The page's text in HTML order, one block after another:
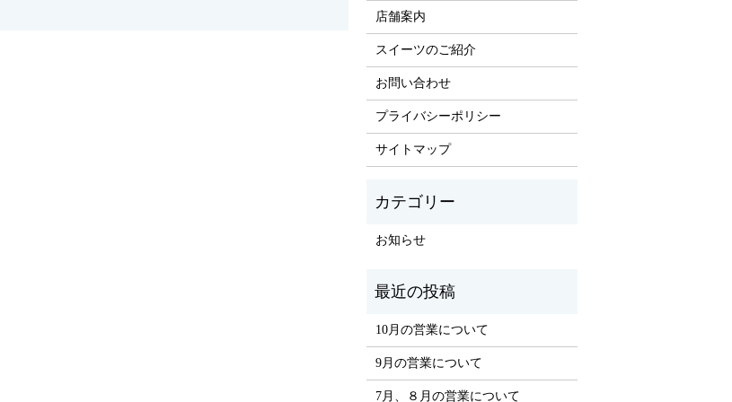
店舗案内
スイーツのご紹介
お問い合わせ
プライバシーポリシー
サイトマップ
お知らせ
10月の営業について
9月の営業について
7月、８月の営業について